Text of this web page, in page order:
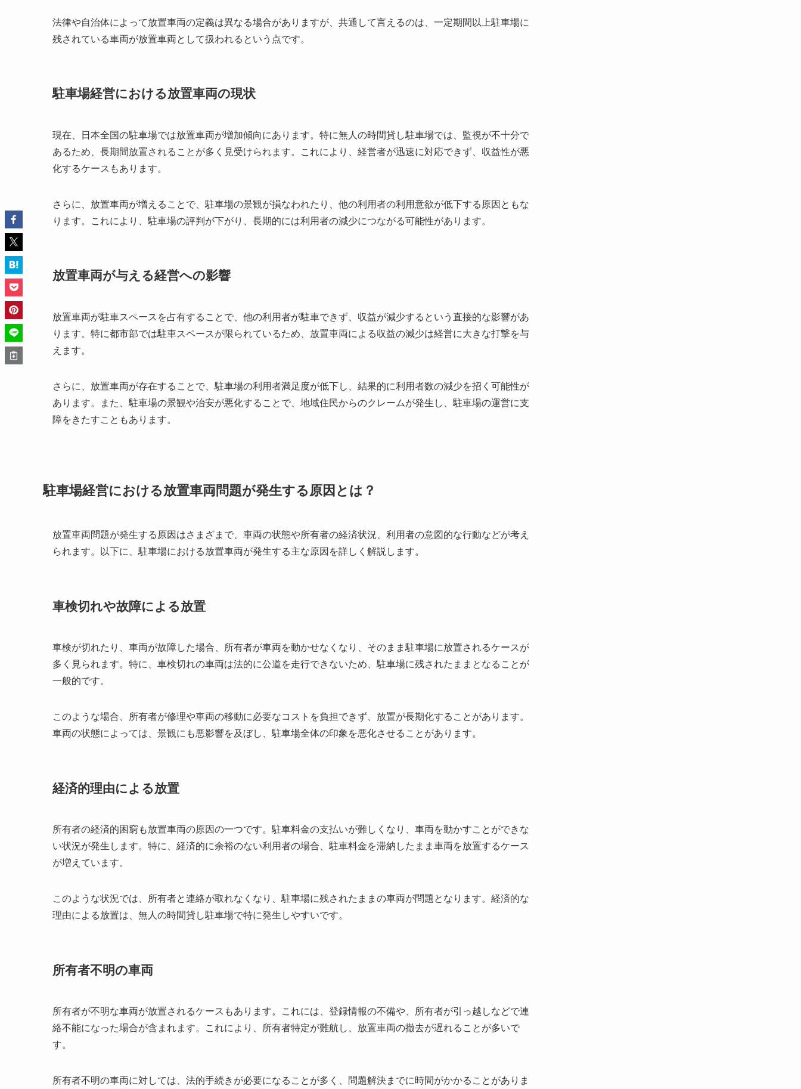
法律や自治体によって放置車両の定義は異なる場合がありますが、共通して言えるのは、一定期間以上駐車場に
残されている車両が放置車両として扱われるという点です。
駐車場経営における放置車両の現状
現在、日本全国の駐車場では放置車両が増加傾向にあります。特に無人の時間貸し駐車場では、監視が不十分で
あるため、長期間放置されることが多く見受けられます。これにより、経営者が迅速に対応できず、収益性が悪
化するケースもあります。
さらに、放置車両が増えることで、駐車場の景観が損なわれたり、他の利用者の利用意欲が低下する原因ともな
ります。これにより、駐車場の評判が下がり、長期的には利用者の減少につながる可能性があります。
放置車両が与える経営への影響
放置車両が駐車スペースを占有することで、他の利用者が駐車できず、収益が減少するという直接的な影響があ
ります。特に都市部では駐車スペースが限られているため、放置車両による収益の減少は経営に大きな打撃を与
えます。
さらに、放置車両が存在することで、駐車場の利用者満足度が低下し、結果的に利用者数の減少を招く可能性が
あります。また、駐車場の景観や治安が悪化することで、地域住民からのクレームが発生し、駐車場の運営に支
障をきたすこともあります。
駐車場経営における放置車両問題が発生する原因とは？
放置車両問題が発生する原因はさまざまで、車両の状態や所有者の経済状況、利用者の意図的な行動などが考え
られます。以下に、駐車場における放置車両が発生する主な原因を詳しく解説します。
車検切れや故障による放置
車検が切れたり、車両が故障した場合、所有者が車両を動かせなくなり、そのまま駐車場に放置されるケースが
多く見られます。特に、車検切れの車両は法的に公道を走行できないため、駐車場に残されたままとなることが
一般的です。
このような場合、所有者が修理や車両の移動に必要なコストを負担できず、放置が長期化することがあります。
車両の状態によっては、景観にも悪影響を及ぼし、駐車場全体の印象を悪化させることがあります。
経済的理由による放置
所有者の経済的困窮も放置車両の原因の一つです。駐車料金の支払いが難しくなり、車両を動かすことができな
い状況が発生します。特に、経済的に余裕のない利用者の場合、駐車料金を滞納したまま車両を放置するケース
が増えています。
このような状況では、所有者と連絡が取れなくなり、駐車場に残されたままの車両が問題となります。経済的な
理由による放置は、無人の時間貸し駐車場で特に発生しやすいです。
所有者不明の車両
所有者が不明な車両が放置されるケースもあります。これには、登録情報の不備や、所有者が引っ越しなどで連
絡不能になった場合が含まれます。これにより、所有者特定が難航し、放置車両の撤去が遅れることが多いで
す。
所有者不明の車両に対しては、法的手続きが必要になることが多く、問題解決までに時間がかかることがありま